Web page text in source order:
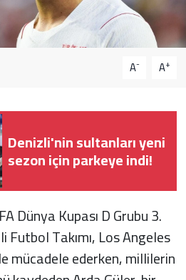
A- A+
Denizli'nin sultanları yeni
sezon için parkeye indi!
Dünya Kupası D Grubu 3.
Futbol Takımı, Los Angeles
mücadele ederken, millilerin